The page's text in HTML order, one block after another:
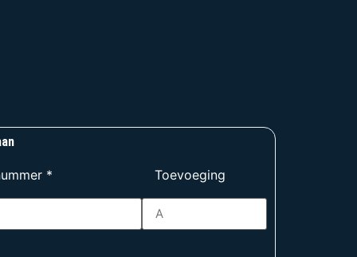
* Toevoeging